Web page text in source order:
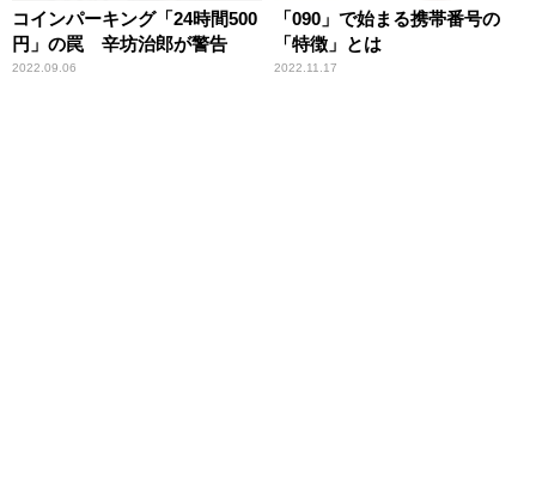
コインパーキング「24時間500
円」の罠 辛坊治郎が警告
2022.09.06
「090」で始まる携帯番号の
「特徴」とは
2022.11.17